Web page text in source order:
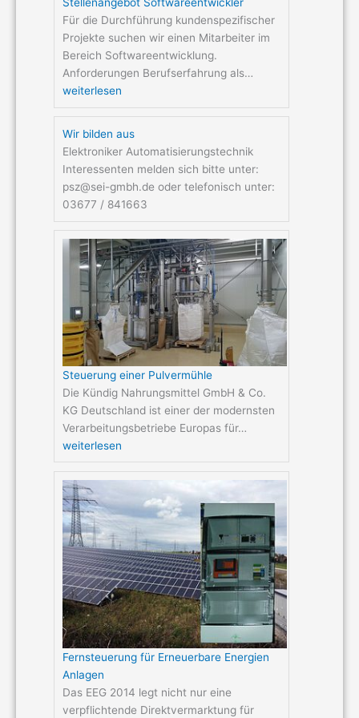
Für die Durchführung kundenspezifischer
Projekte suchen wir einen Mitarbeiter im
Bereich Softwareentwicklung.
Anforderungen Berufserfahrung als…
weiterlesen
Wir bilden aus
Elektroniker Automatisierungstechnik
Interessenten melden sich bitte unter:
psz@sei-gmbh.de oder telefonisch unter:
03677 / 841663
Steuerung einer Pulvermühle
Die Kündig Nahrungsmittel GmbH & Co.
KG Deutschland ist einer der modernsten
Verarbeitungsbetriebe Europas für…
weiterlesen
Fernsteuerung für Erneuerbare Energien
Anlagen
Das EEG 2014 legt nicht nur eine
verpflichtende Direktvermarktung für